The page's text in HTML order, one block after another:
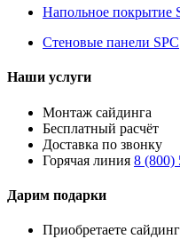
Напольное покрытие
Стеновые панели SPC
Наши услуги
Монтаж сайдинга
Бесплатный расчёт
Доставка по звонку
Горячая линия 8 (800)
Дарим подарки
Приобретаете сайдинг